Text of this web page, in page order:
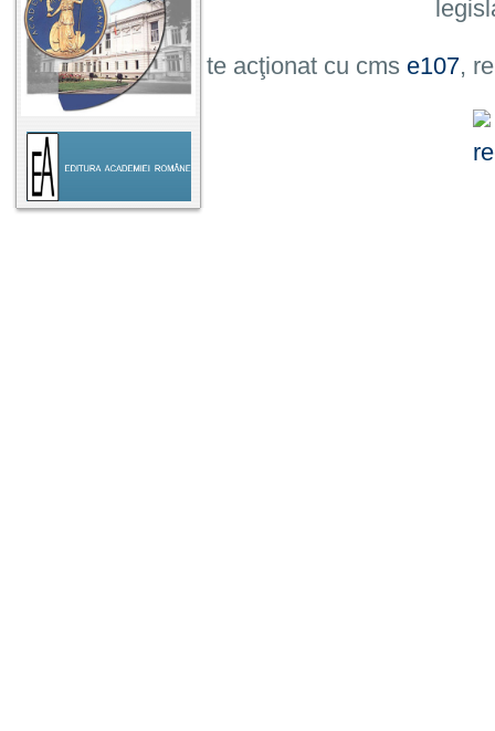
Site acţionat cu cms e107,